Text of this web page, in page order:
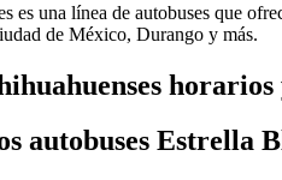
es una línea de autobuses que
de México, Durango y más.
horarios
autobuses Estrella